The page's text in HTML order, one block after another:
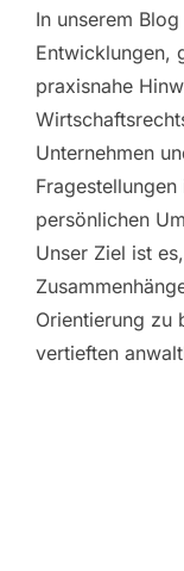
In unserem
Entwicklungen,
praxisnahe
Unternehmen
persönlichen
Unser Ziel ist
Orientierung zu
vertieften